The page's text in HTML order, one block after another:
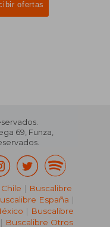
69, Funza,
| Buscalibre
España |
| Buscalibre
Buscalibre Otros